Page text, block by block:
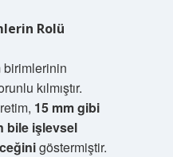
Rolü
kılmıştır.
15 mm gibi
bile işlevsel
göstermiştir.